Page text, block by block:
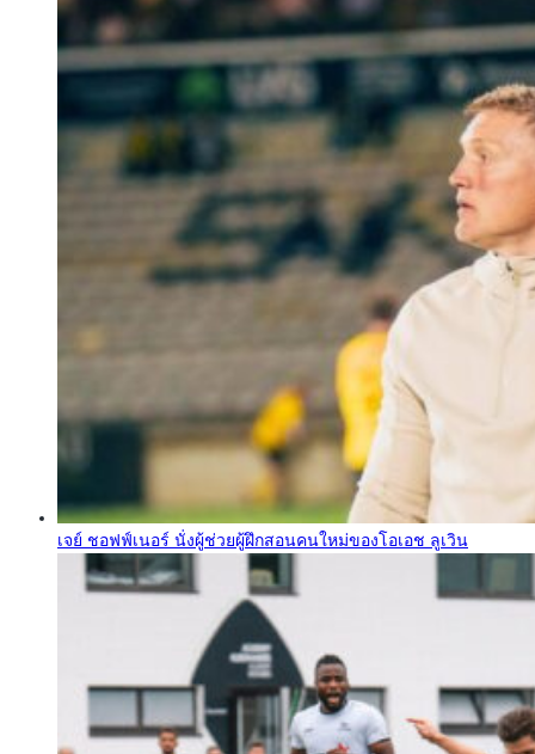
เจย์ ชอฟฟ์เนอร์ นั่งผู้ช่วยผู้ฝึกสอนคนใหม่ของโอเอช ลูเวิน